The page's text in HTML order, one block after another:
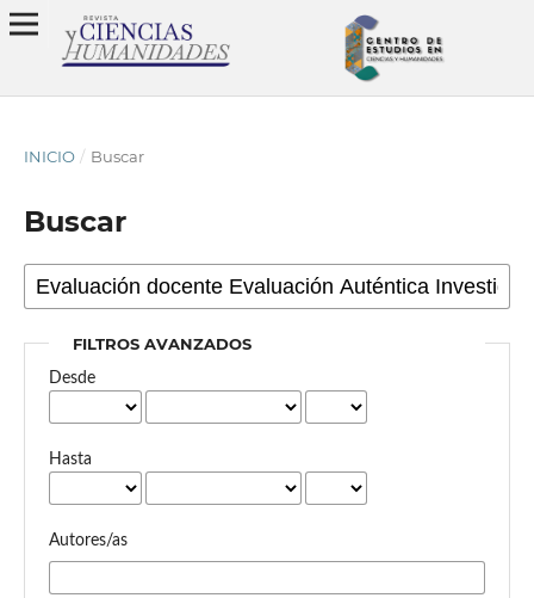
INICIO / Buscar
Buscar
FILTROS AVANZADOS
Desde
Hasta
Autores/as